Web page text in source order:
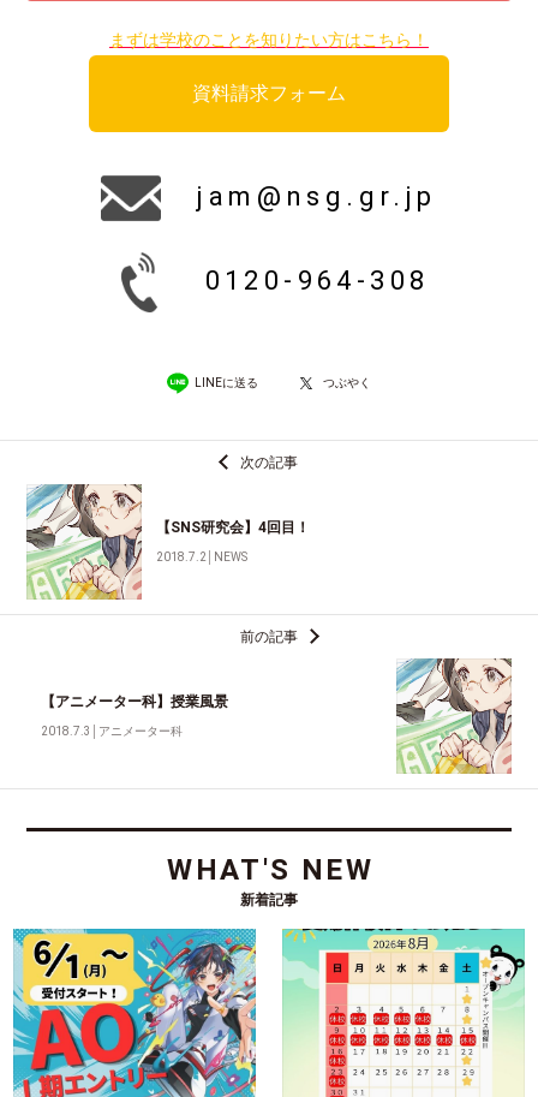
まずは学校のことを知りたい方はこちら！
資料請求フォーム
jam@nsg.gr.jp
0120-964-308
LINEに送る つぶやく
次の記事
【SNS研究会】4回目！
2018.7.2 NEWS
前の記事
【アニメーター科】授業風景
2018.7.3 アニメーター科
WHAT'S NEW
新着記事